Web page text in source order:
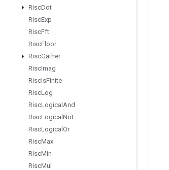
RiscDot
RiscExp
RiscFft
RiscFloor
RiscGather
RiscImag
RiscIsFinite
RiscLog
RiscLogical And
RiscLogical Not
RiscLogical Or
RiscMax
RiscMin
RiscMul